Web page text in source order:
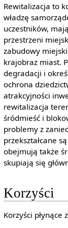
Rewitalizacja to
władzę
uczestników,
przestrzeni
zabudowy
krajobraz miast.
degradacji i
ochrona
atrakcyjności
rewitalizacja
śródmieść i
problemy z
przekształcane
obejmują także
skupiają się
Korzyści
Korzyści